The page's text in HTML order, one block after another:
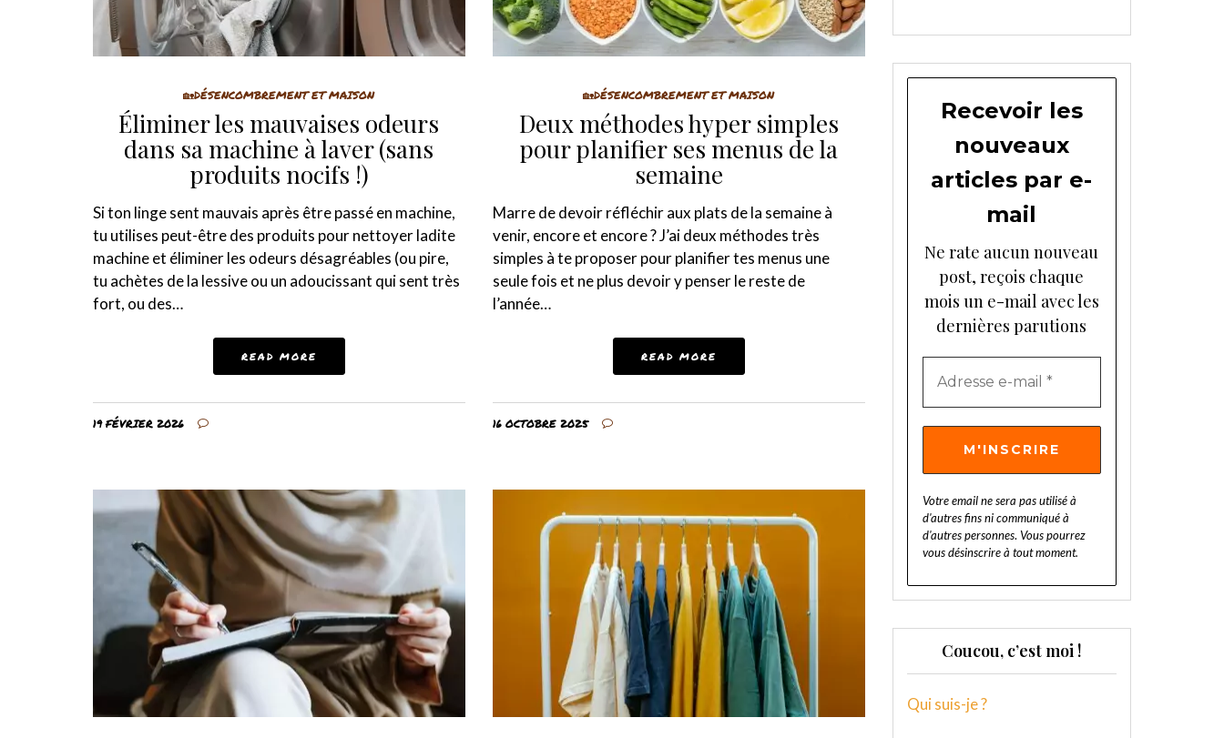
🏡DÉSENCOMBREMENT ET MAISON
Éliminer les mauvaises odeurs
dans sa machine à laver (sans
produits nocifs !)
Si ton linge sent mauvais après être passé en machine,
tu utilises peut-être des produits pour nettoyer ladite
machine et éliminer les odeurs désagréables (ou pire,
tu achètes de la lessive ou un adoucissant qui sent très
fort, ou des…
READ MORE
19 FÉVRIER 2026
🏡DÉSENCOMBREMENT ET MAISON
Deux méthodes hyper simples
pour planifier ses menus de la
semaine
Marre de devoir réfléchir aux plats de la semaine à
venir, encore et encore ? J’ai deux méthodes très
simples à te proposer pour planifier tes menus une
seule fois et ne plus devoir y penser le reste de
l’année…
READ MORE
16 OCTOBRE 2025
Recevoir les
nouveaux
articles par e-
mail
Ne rate aucun nouveau
post, reçois chaque
mois un e-mail avec les
dernières parutions
Votre email ne sera pas utilisé à
d'autres fins ni communiqué à
d'autres personnes. Vous pourrez
vous désinscrire à tout moment.
Coucou, c’est moi !
Qui suis-je ?